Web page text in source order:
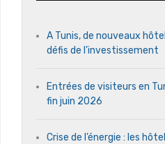
A Tunis, de nouveaux
défis de l’investissement
Entrées de visiteurs en
fin juin 2026
Crise de l’énergie : les